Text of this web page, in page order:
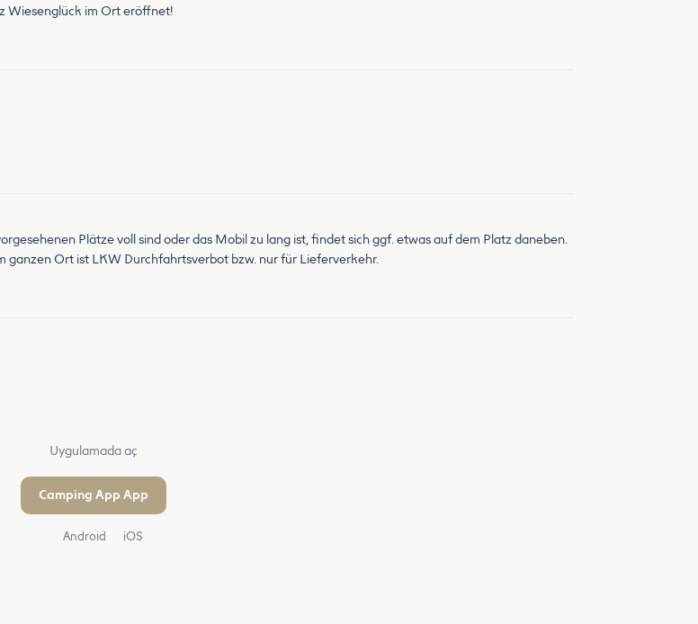
Wiesenglück im Ort eröffnet!
Plätze voll sind oder das Mobil zu lang ist, findet sich ggf. etwas auf dem Platz daneben.
ganzen Ort ist LKW Durchfahrtsverbot bzw. nur für Lieferverkehr.
Uygulamada aç
Camping App App
Android iOS